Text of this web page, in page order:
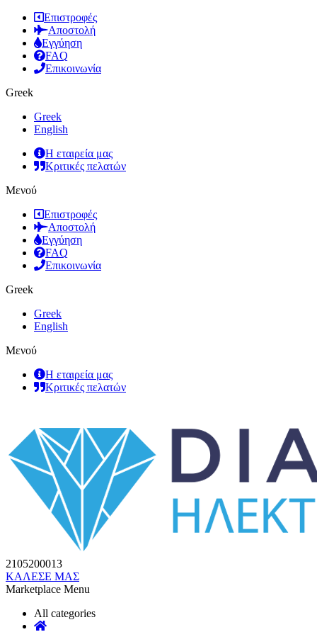
Επιστροφές
Αποστολή
Εγγύηση
FAQ
Επικοινωνία
Greek
Greek
English
Η εταιρεία μας
Κριτικές πελατών
Μενού
Επιστροφές
Αποστολή
Εγγύηση
FAQ
Επικοινωνία
Greek
Greek
English
Μενού
Η εταιρεία μας
Κριτικές πελατών
2105200013
ΚΑΛΕΣΕ ΜΑΣ
Marketplace Menu
All categories